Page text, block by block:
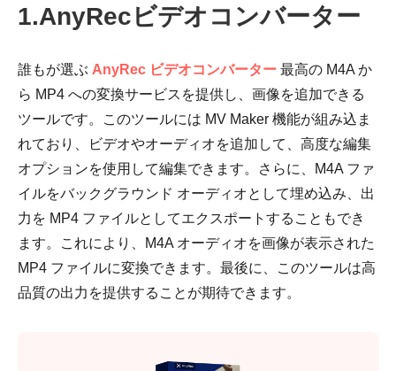
1.AnyRecビデオコンバーター
誰もが選ぶ AnyRec ビデオコンバーター 最高の M4A か
ら MP4 への変換サービスを提供し、画像を追加できる
ツールです。このツールには MV Maker 機能が組み込ま
れており、ビデオやオーディオを追加して、高度な編集
オプションを使用して編集できます。さらに、M4A ファ
イルをバックグラウンド オーディオとして埋め込み、出
力を MP4 ファイルとしてエクスポートすることもでき
ます。これにより、M4A オーディオを画像が表示された
MP4 ファイルに変換できます。最後に、このツールは高
品質の出力を提供することが期待できます。